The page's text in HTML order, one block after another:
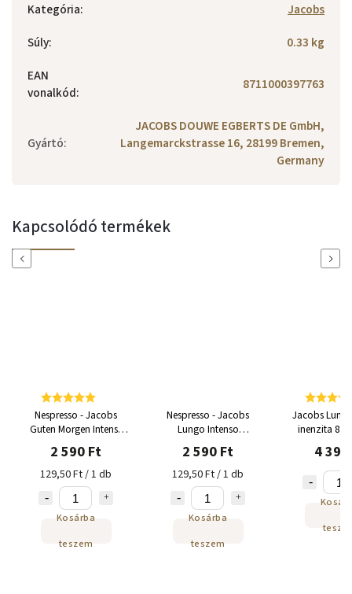
Kategória:
Jacobs
Súly:
0.33 kg
EAN
vonalkód: 8711000397763
Gyártó:
JACOBS DOUWE EGBERTS DE GmbH,
Langemarckstrasse 16, 28199 Bremen,
Germany
Kapcsolódó termékek
Previous
Nespresso - Jacobs
Guten Morgen Intense
XL alumínium kapszula
20 adag
2 590 Ft
129,50 Ft / 1 db
Kosárba
teszem
Nespresso - Jacobs
Lungo Intenso
alumínium kapszula 20
adag
2 590 Ft
129,50 Ft / 1 db
Kosárba
teszem
Jacobs
inenzita 8
Nespresso-
4
Next